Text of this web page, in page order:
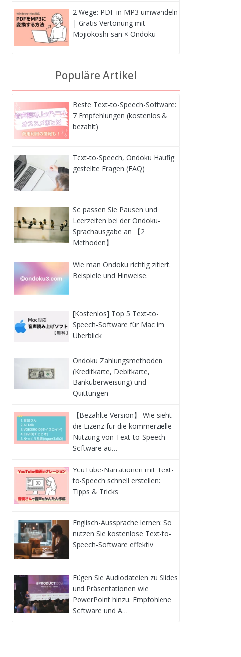
2 Wege: PDF in MP3 umwandeln
| Gratis Vertonung mit
Mojiokoshi-san × Ondoku
Populäre Artikel
Beste Text-to-Speech-Software:
7 Empfehlungen (kostenlos &
bezahlt)
Text-to-Speech, Ondoku Häufig
gestellte Fragen (FAQ)
So passen Sie Pausen und
Leerzeiten bei der Ondoku-
Sprachausgabe an 【2
Methoden】
Wie man Ondoku richtig zitiert.
Beispiele und Hinweise.
[Kostenlos] Top 5 Text-to-
Speech-Software für Mac im
Überblick
Ondoku Zahlungsmethoden
(Kreditkarte, Debitkarte,
Banküberweisung) und
Quittungen
【Bezahlte Version】 Wie sieht
die Lizenz für die kommerzielle
Nutzung von Text-to-Speech-
Software au…
YouTube-Narrationen mit Text-
to-Speech schnell erstellen:
Tipps & Tricks
Englisch-Aussprache lernen: So
nutzen Sie kostenlose Text-to-
Speech-Software effektiv
Fügen Sie Audiodateien zu Slides
und Präsentationen wie
PowerPoint hinzu. Empfohlene
Software und A…